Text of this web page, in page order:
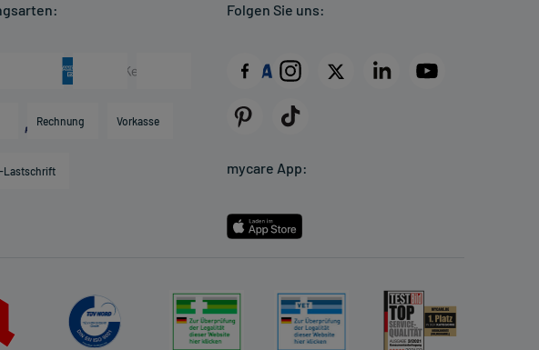
Rechnung Vorkasse
Lastschrift
Folgen Sie uns:
mycare App: